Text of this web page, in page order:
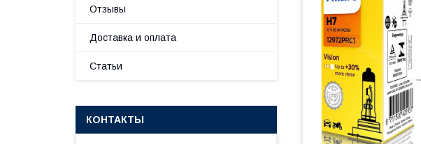
Отзывы
Доставка и оплата
Статьи
КОНТАКТЫ